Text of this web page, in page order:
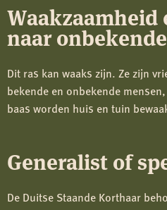
naar
Dit ras kan waaks zijn. Ze zijn
bekende en onbekende
baas worden huis en tuin
Generalist of
De Duitse Staande Korthaar